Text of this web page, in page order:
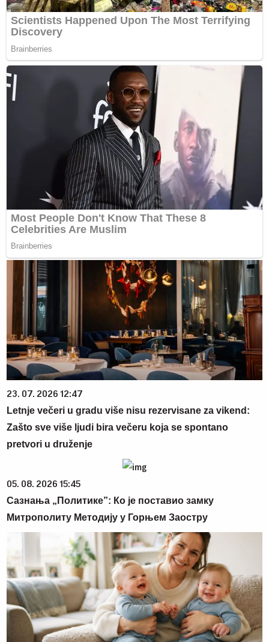
23. 07. 2026 12:47
Letnje večeri u gradu više nisu rezervisane za vikend:
Zašto sve više ljudi bira večeru koja se spontano
pretvori u druženje
05. 08. 2026 15:45
Сазнања „Политике”: Ко је поставио замку
Митрополиту Методију у Горњем Заостру